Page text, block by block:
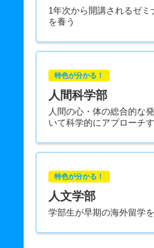
1年次から開講されるゼミ
を養う
特色が分かる！
人間科学部
人間の心・体の総合的な
いて科学的にアプローチ
特色が分かる！
人文学部
学部生が早期の海外留学